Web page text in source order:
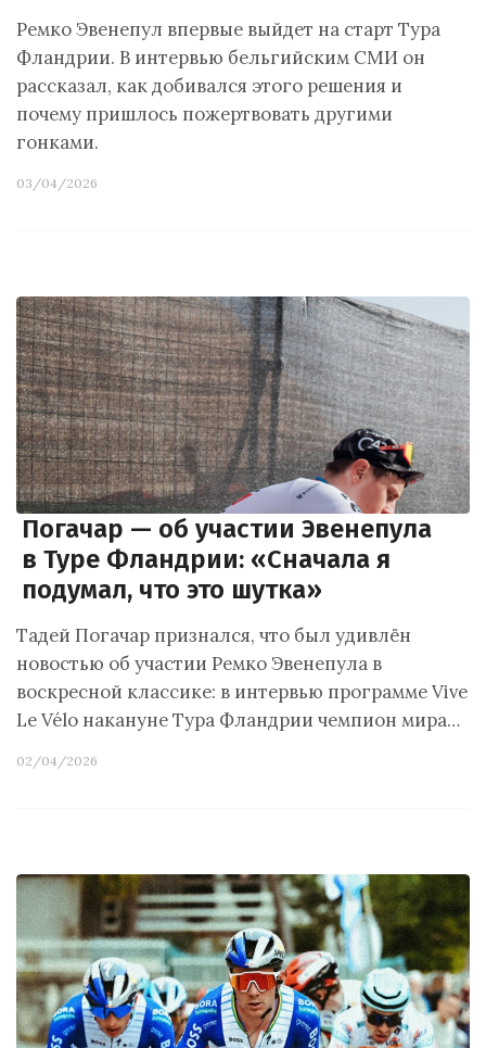
Ремко Эвенепул впервые выйдет на старт Тура
Фландрии. В интервью бельгийским СМИ он
рассказал, как добивался этого решения и
почему пришлось пожертвовать другими
гонками.
03/04/2026
Погачар — об участии Эвенепула
в Туре Фландрии: «Сначала я
подумал, что это шутка»
Тадей Погачар признался, что был удивлён
новостью об участии Ремко Эвенепула в
воскресной классике: в интервью программе Vive
Le Vélo накануне Тура Фландрии чемпион мира…
02/04/2026